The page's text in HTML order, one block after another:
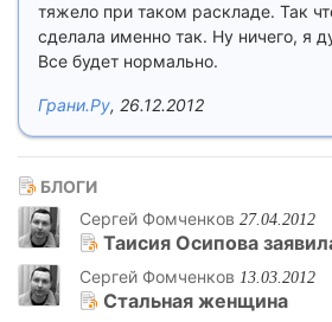
тяжело при таком раскладе. Так
сделала именно так. Ну ничего, я
Все будет нормально.
Грани.Ру, 26.12.2012
БЛОГИ
Сергей Фомченков 27.04.2012
Таисия Осипова
Сергей Фомченков 13.03.2012
Стальная женщина